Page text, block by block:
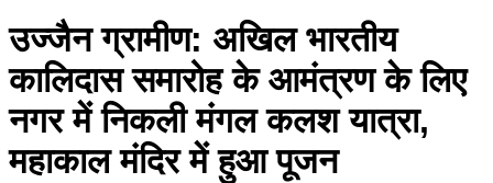
उज्जैन ग्रामीण: अखिल भारतीय
कालिदास समारोह के आमंत्रण के लिए
नगर में निकली मंगल कलश यात्रा,
महाकाल मंदिर में हुआ पूजन